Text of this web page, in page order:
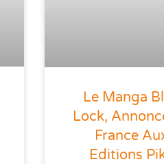
Le Manga
Lock,
France
Editions